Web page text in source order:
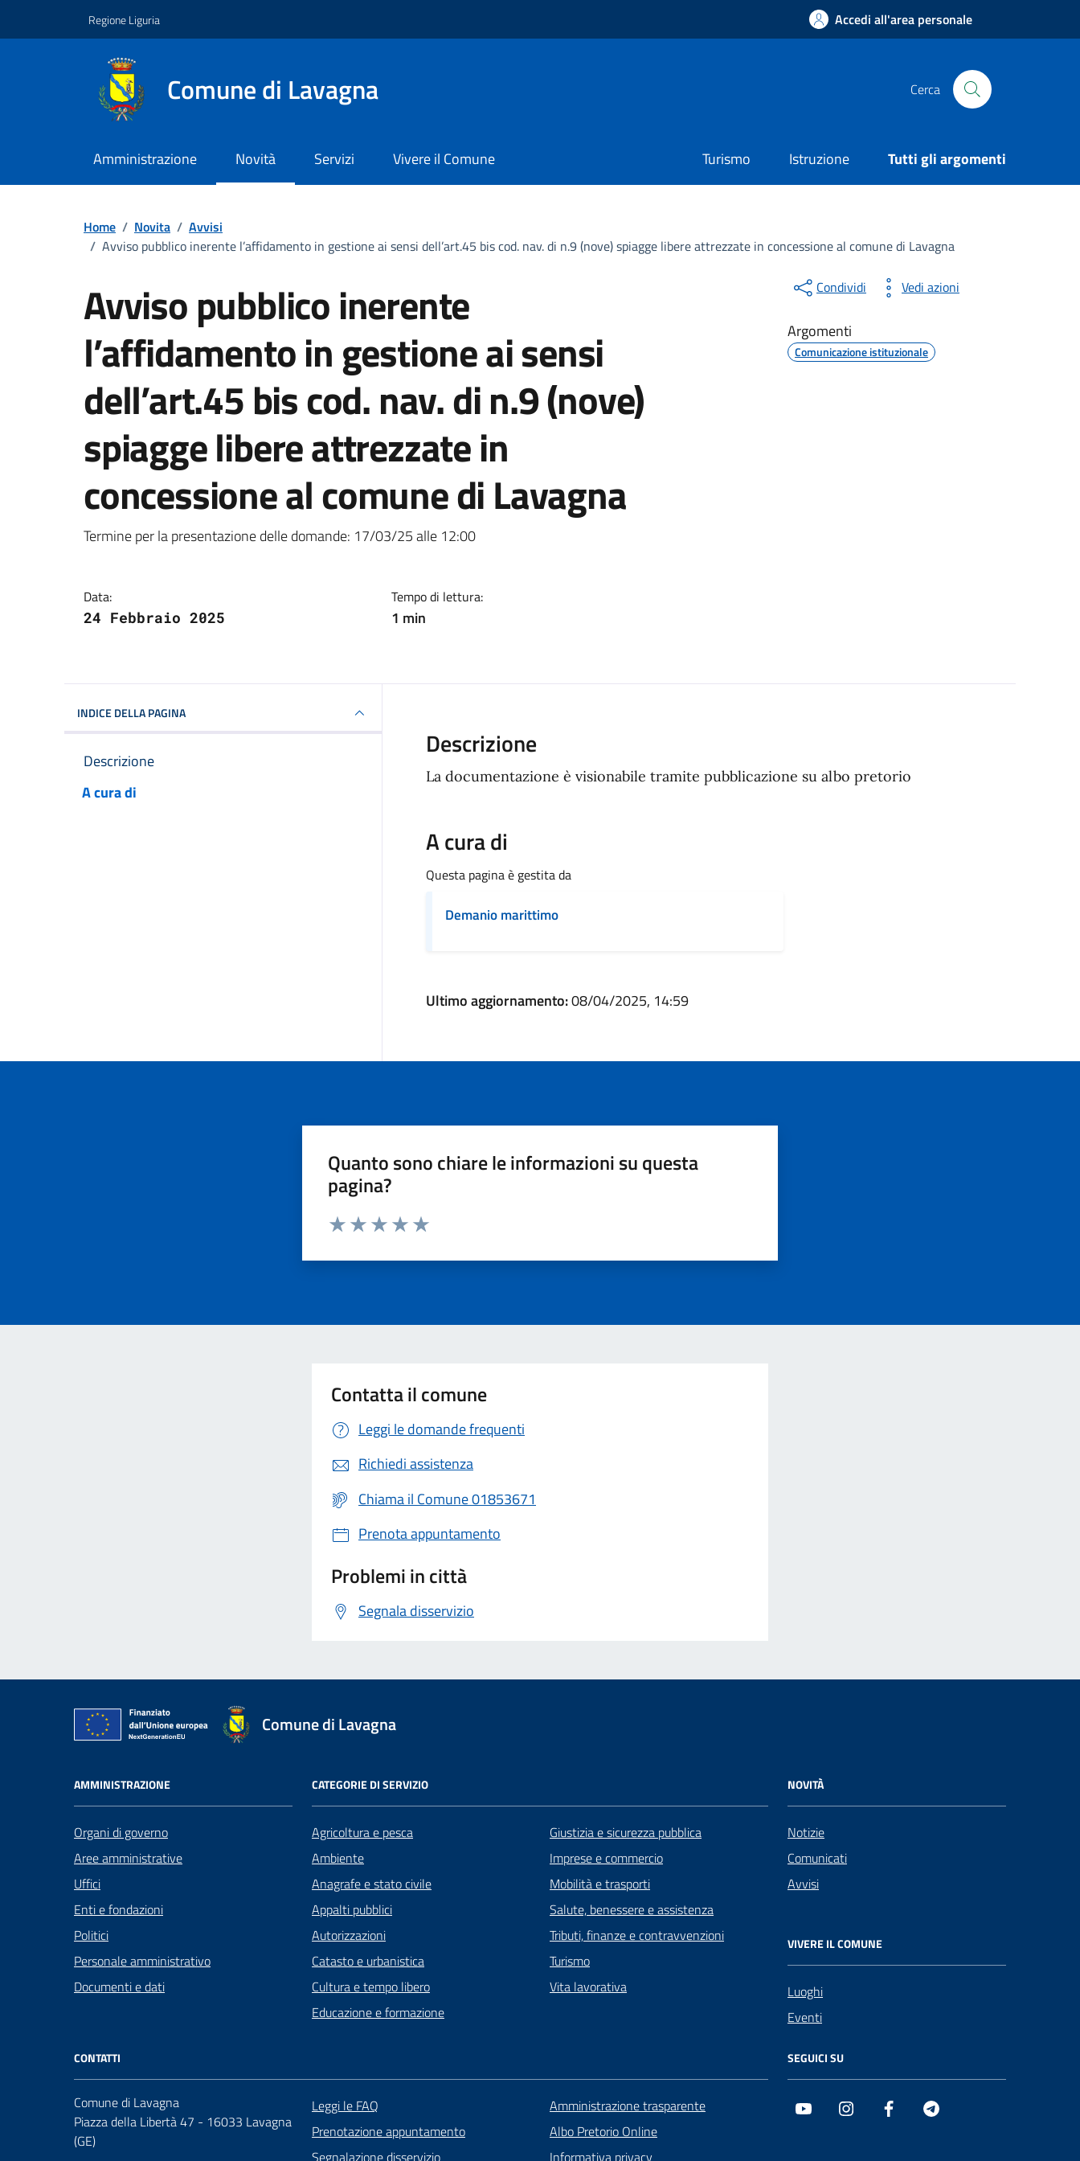
Regione Liguria Accedi all'area personale
Comune di Lavagna Cerca
Amministrazione Novità Servizi Vivere il Comune Turismo Istruzione Tutti gli argomenti
Home / Novita / Avvisi
/ Avviso pubblico inerente l’affidamento in gestione ai sensi dell’art.45 bis cod. nav. di n.9 (nove) spiagge libere attrezzate in concessione al comune di Lavagna
Avviso pubblico inerente
l’affidamento in gestione ai sensi
dell’art.45 bis cod. nav. di n.9 (nove)
spiagge libere attrezzate in
concessione al comune di Lavagna
Notizia
Termine per la presentazione delle domande: 17/03/25 alle 12:00
Data:
24 Febbraio 2025
Tempo di lettura:
1 min
Condividi Vedi azioni
Argomenti
Comunicazione istituzionale
INDICE DELLA PAGINA
Descrizione
A cura di
Articolo completo
Descrizione
La documentazione è visionabile tramite pubblicazione su albo pretorio
A cura di
Questa pagina è gestita da
Demanio marittimo
Ultimo aggiornamento:08/04/2025, 14:59
Quanto sono chiare le informazioni su questa
pagina?
Contatta il comune
Leggi le domande frequenti
Richiedi assistenza
Chiama il Comune 01853671
Prenota appuntamento
Problemi in città
Segnala disservizio
Comune di Lavagna
AMMINISTRAZIONE
Organi di governo
Aree amministrative
Uffici
Enti e fondazioni
Politici
Personale amministrativo
Documenti e dati
CATEGORIE DI SERVIZIO
Agricoltura e pesca
Ambiente
Anagrafe e stato civile
Appalti pubblici
Autorizzazioni
Catasto e urbanistica
Cultura e tempo libero
Educazione e formazione
Giustizia e sicurezza pubblica
Imprese e commercio
Mobilità e trasporti
Salute, benessere e assistenza
Tributi, finanze e contravvenzioni
Turismo
Vita lavorativa
NOVITÀ
Notizie
Comunicati
Avvisi
VIVERE IL COMUNE
Luoghi
Eventi
CONTATTI
Comune di Lavagna
Piazza della Libertà 47 - 16033 Lavagna
(GE)
Leggi le FAQ
Prenotazione appuntamento
Segnalazione disservizio
Amministrazione trasparente
Albo Pretorio Online
Informativa privacy
SEGUICI SU
Youtube Instagram Facebook